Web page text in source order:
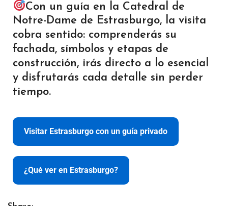
Con un guía en la Catedral de
Notre-Dame de Estrasburgo, la visita
cobra sentido: comprenderás su
fachada, símbolos y etapas de
construcción, irás directo a lo esencial
y disfrutarás cada detalle sin perder
tiempo.
Visitar Estrasburgo con un guía privado
¿Qué ver en Estrasburgo?